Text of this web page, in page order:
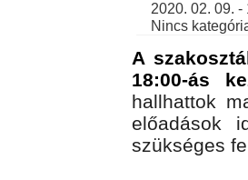
Nincs
A
18:00-ás
hallhattok
előadások
szükséges